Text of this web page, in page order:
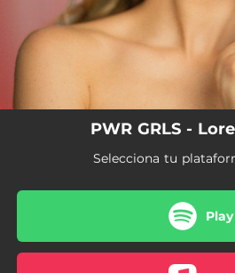
Amar
03:19
PWR GRLS -
Selecciona tu
Play